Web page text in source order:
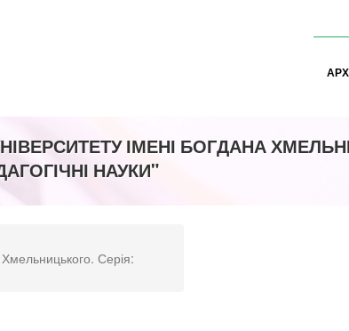
ІМЕНІ БОГДАНА
НАУКИ"
Серія: